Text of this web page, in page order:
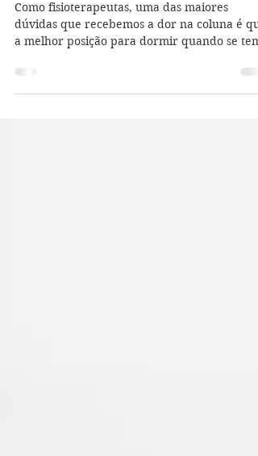
dormir quando se tem dor na
lombar?
Como fisioterapeutas, uma das maiores
a melhor posição para dormir quando se tem